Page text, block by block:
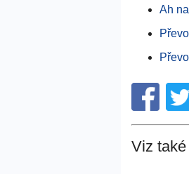
Ah
Viz také